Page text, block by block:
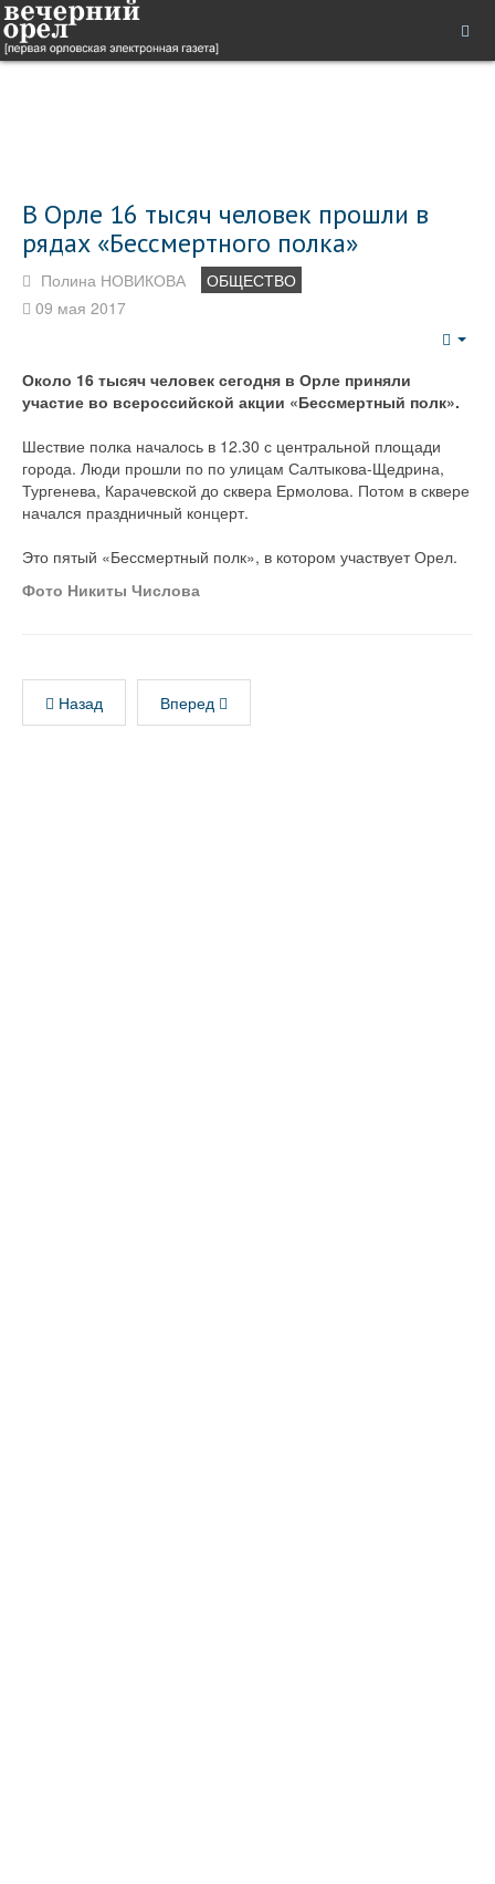
В Орле 16 тысяч человек прошли в
рядах «Бессмертного полка»
Полина НОВИКОВА
ОБЩЕСТВО
09 мая 2017
Около 16 тысяч человек сегодня в Орле приняли
участие во всероссийской акции «Бессмертный полк».
Шествие полка началось в 12.30 с центральной площади
города. Люди прошли по по улицам Салтыкова-Щедрина,
Тургенева, Карачевской до сквера Ермолова. Потом в сквере
начался праздничный концерт.
Это пятый «Бессмертный полк», в котором участвует Орел.
Фото Никиты Числова
Назад Вперед